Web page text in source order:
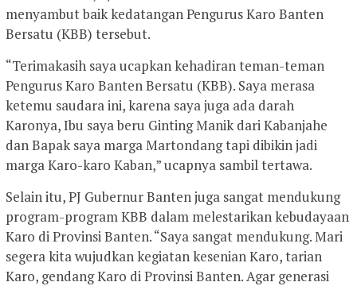
menyambut baik kedatangan Pengurus Karo Banten
Bersatu (KBB) tersebut.
“Terimakasih saya ucapkan kehadiran teman-teman
Pengurus Karo Banten Bersatu (KBB). Saya merasa
ketemu saudara ini, karena saya juga ada darah
Karonya, Ibu saya beru Ginting Manik dari Kabanjahe
dan Bapak saya marga Martondang tapi dibikin jadi
marga Karo-karo Kaban,” ucapnya sambil tertawa.
Selain itu, PJ Gubernur Banten juga sangat mendukung
program-program KBB dalam melestarikan kebudayaan
Karo di Provinsi Banten. “Saya sangat mendukung. Mari
segera kita wujudkan kegiatan kesenian Karo, tarian
Karo, gendang Karo di Provinsi Banten. Agar generasi